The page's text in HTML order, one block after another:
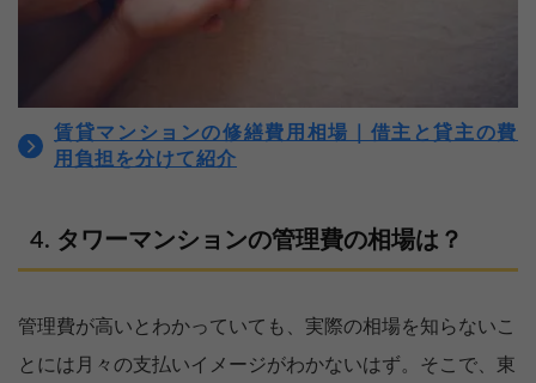
賃貸マンションの修繕費用相場｜借主と貸主の費
用負担を分けて紹介
タワーマンションの管理費の相場は？
管理費が高いとわかっていても、実際の相場を知らないこ
とには月々の支払いイメージがわかないはず。そこで、東